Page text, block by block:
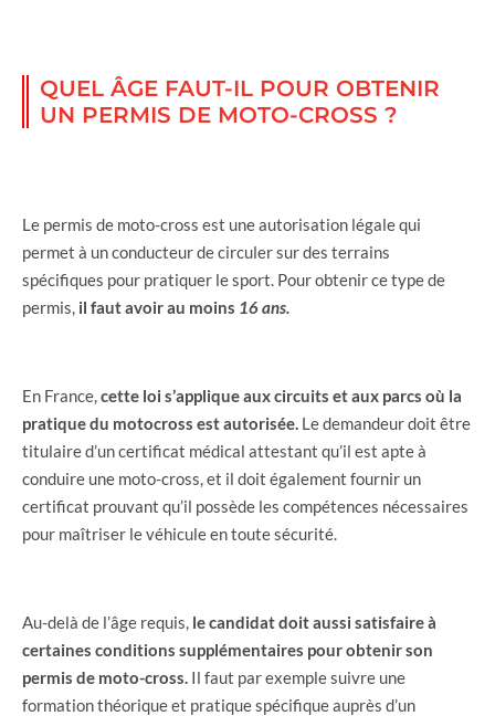
QUEL ÂGE FAUT-IL POUR OBTENIR
UN PERMIS DE MOTO-CROSS ?
Le permis de moto-cross est une autorisation légale qui
permet à un conducteur de circuler sur des terrains
spécifiques pour pratiquer le sport. Pour obtenir ce type de
permis, il faut avoir au moins 16 ans.
En France, cette loi s’applique aux circuits et aux parcs où la
pratique du motocross est autorisée. Le demandeur doit être
titulaire d’un certificat médical attestant qu’il est apte à
conduire une moto-cross, et il doit également fournir un
certificat prouvant qu’il possède les compétences nécessaires
pour maîtriser le véhicule en toute sécurité.
Au-delà de l’âge requis, le candidat doit aussi satisfaire à
certaines conditions supplémentaires pour obtenir son
permis de moto-cross. Il faut par exemple suivre une
formation théorique et pratique spécifique auprès d’un